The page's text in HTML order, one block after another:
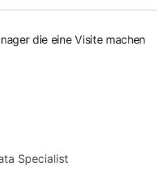
Specialist